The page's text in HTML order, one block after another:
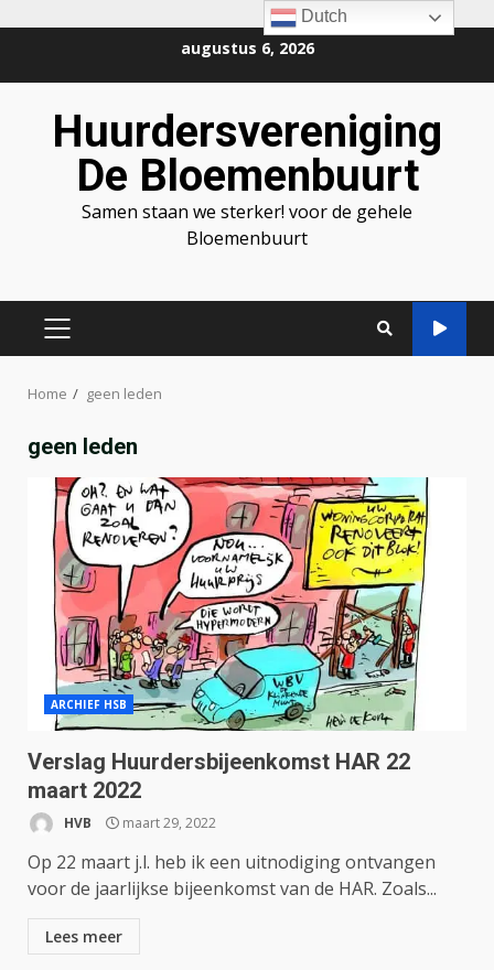
inhoud
augustus 6, 2026
Huurdersvereniging
De Bloemenbuurt
Samen staan we sterker! voor de gehele
Bloemenbuurt
PRIMAIR
Home geen leden
geen leden
ARCHIEF HSB
Verslag Huurdersbijeenkomst HAR 22
maart 2022
HVB maart 29, 2022
Op 22 maart j.l. heb ik een uitnodiging ontvangen
voor de jaarlijkse bijeenkomst van de HAR. Zoals...
Lees meer
Dutch